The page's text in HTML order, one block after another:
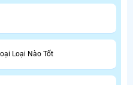
Loại Nào Tốt